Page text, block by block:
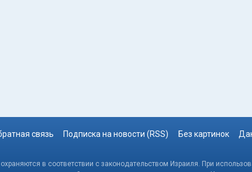
связь Подписка на новости (RSS) Без картинок
в соответствии с законодательством Израиля. При